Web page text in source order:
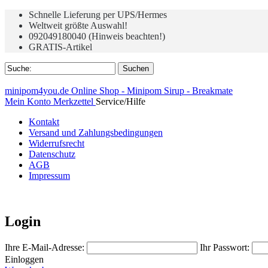
Schnelle Lieferung per UPS/Hermes
Weltweit größte Auswahl!
092049180040 (Hinweis beachten!)
GRATIS-Artikel
minipom4you.de Online Shop - Minipom Sirup - Breakmate
Mein Konto Merkzettel Service/Hilfe
Kontakt
Versand und Zahlungsbedingungen
Widerrufsrecht
Datenschutz
AGB
Impressum
Login
Ihre E-Mail-Adresse: Ihr Passwort:
Einloggen